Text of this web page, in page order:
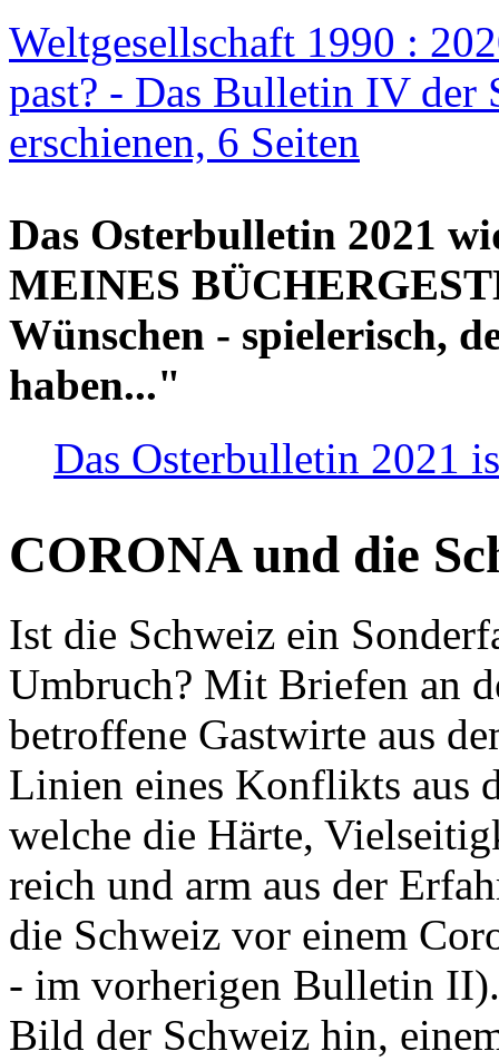
Weltgesellschaft 1990 :
past? - Das Bulletin IV der
erschienen, 6 Seiten
Das Osterbulletin 2021
MEINES
Wünschen - spielerisch,
haben..."
Das Osterbulletin 2021
CORONA und die
Ist die Schweiz ein
Umbruch? Mit Briefen an
betroffene Gastwirte aus
Linien eines Konflikts aus
welche die Härte,
reich und arm aus der
die Schweiz vor einem
- im vorherigen Bulletin
Bild der Schweiz hin,